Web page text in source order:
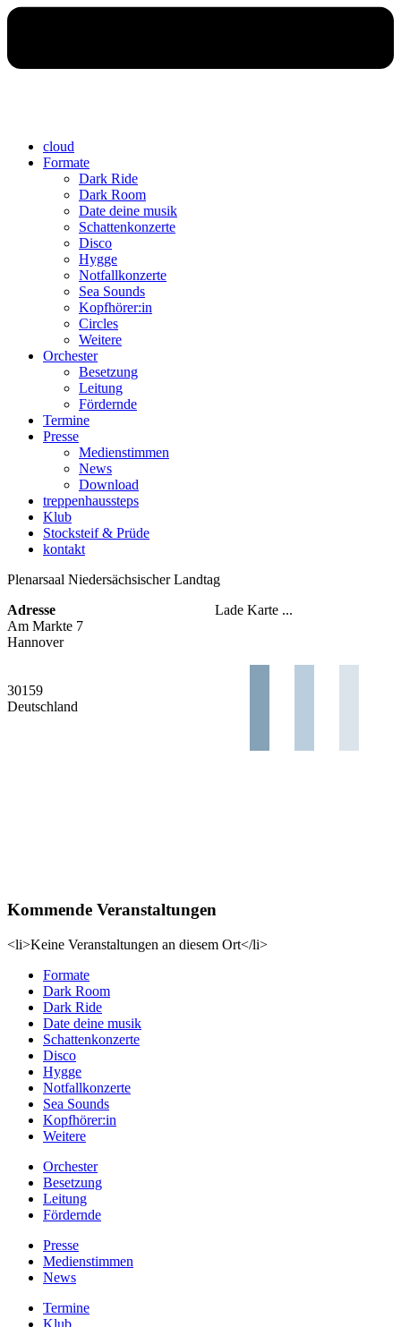
cloud
Formate
Dark Ride
Dark Room
Date deine musik
Schattenkonzerte
Disco
Hygge
Notfallkonzerte
Sea Sounds
Kopfhörer:in
Circles
Weitere
Orchester
Besetzung
Leitung
Fördernde
Termine
Presse
Medienstimmen
News
Download
treppenhaussteps
Klub
Stocksteif & Prüde
kontakt
Plenarsaal Niedersächsischer Landtag
Lade Karte ...
Adresse
Am Markte 7
Hannover
30159
Deutschland
Kommende Veranstaltungen
<li>Keine Veranstaltungen an diesem Ort</li>
Formate
Dark Room
Dark Ride
Date deine musik
Schattenkonzerte
Disco
Hygge
Notfallkonzerte
Sea Sounds
Kopfhörer:in
Weitere
Orchester
Besetzung
Leitung
Fördernde
Presse
Medienstimmen
News
Termine
Klub